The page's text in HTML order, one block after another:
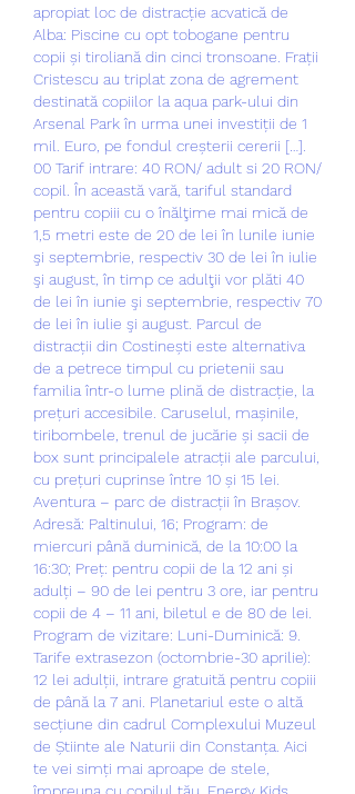
apropiat loc de distracție acvatică de
Alba: Piscine cu opt tobogane pentru
copii și tiroliană din cinci tronsoane. Frații
Cristescu au triplat zona de agrement
destinată copiilor la aqua park-ului din
Arsenal Park în urma unei investiții de 1
mil. Euro, pe fondul creșterii cererii […].
00 Tarif intrare: 40 RON/ adult si 20 RON/
copil. În această vară, tariful standard
pentru copiii cu o înălţime mai mică de
1,5 metri este de 20 de lei în lunile iunie
şi septembrie, respectiv 30 de lei în iulie
şi august, în timp ce adulţii vor plăti 40
de lei în iunie şi septembrie, respectiv 70
de lei în iulie şi august. Parcul de
distracții din Costinești este alternativa
de a petrece timpul cu prietenii sau
familia într-o lume plină de distracție, la
prețuri accesibile. Caruselul, mașinile,
tiribombele, trenul de jucărie și sacii de
box sunt principalele atracții ale parcului,
cu prețuri cuprinse între 10 și 15 lei.
Aventura – parc de distracții în Brașov.
Adresă: Paltinului, 16; Program: de
miercuri până duminică, de la 10:00 la
16:30; Preț: pentru copii de la 12 ani și
adulți – 90 de lei pentru 3 ore, iar pentru
copii de 4 – 11 ani, biletul e de 80 de lei.
Program de vizitare: Luni-Duminică: 9.
Tarife extrasezon (octombrie-30 aprilie):
12 lei adulții, intrare gratuită pentru copiii
de până la 7 ani. Planetariul este o altă
secțiune din cadrul Complexului Muzeul
de Știinte ale Naturii din Constanța. Aici
te vei simți mai aproape de stele,
împreuna cu copilul tău. Energy Kids